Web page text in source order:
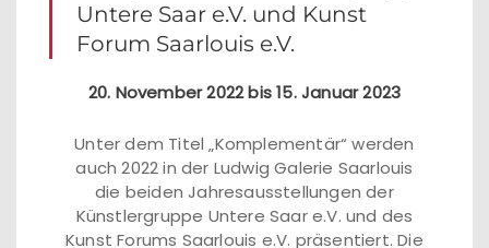
Untere Saar e.V. und Kunst
Forum Saarlouis e.V.
20. November 2022 bis 15. Januar 2023
Unter dem Titel „Komplementär“ werden
auch 2022 in der Ludwig Galerie Saarlouis
die beiden Jahresausstellungen der
Künstlergruppe Untere Saar e.V. und des
Kunst Forums Saarlouis e.V. präsentiert. Die